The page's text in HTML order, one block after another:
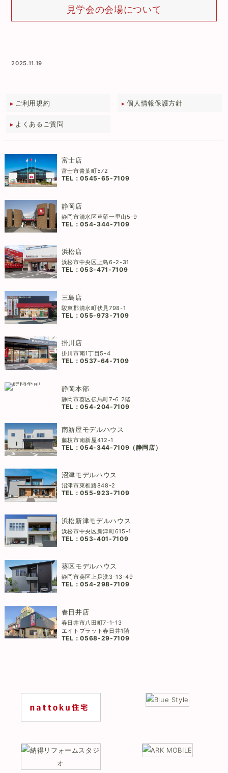
見学会の会場について
2025.11.19
ご利用規約 個人情報保護方針
よくあるご質問
富士店
富士市青葉町572
TEL：0545-65-7109
静岡店
静岡市清水区草薙一里山5-9
TEL：054-344-7109
浜松店
浜松市中央区上島6-2-31
TEL：053-471-7109
三島店
駿東郡清水町伏見798-1
TEL：055-973-7109
掛川店
掛川市南1丁目5-4
TEL：0537-64-7109
静岡本部
静岡市葵区伝馬町7-6 2階
TEL：054-204-7109
南新屋モデルハウス
藤枝市南新屋412-1
TEL：054-344-7109（静岡店）
沼津モデルハウス
沼津市東椎路848-2
TEL：055-923-7109
浜松新津モデルハウス
浜松市中央区新津町615-1
TEL：053-401-7109
葵区モデルハウス
静岡市葵区上足洗3-13-49
TEL：054-298-7109
春日井店
春日井市八田町7-1-13
エイトプラット春日井1階
TEL：0568-29-7109